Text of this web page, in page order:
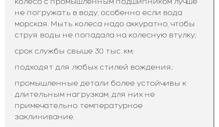
не погружать в воду, особенно если вода
морская. Мыть колеса надо аккуратно, чтобы
струя воды не попадала на колесную втулку;·
срок службы свыше 30 тыс. км;·
подходят для любых стилей вождения;·
промышленные детали более устойчивы к
длительным нагрузкам, для них не
примечательно температурное
заклинивание.